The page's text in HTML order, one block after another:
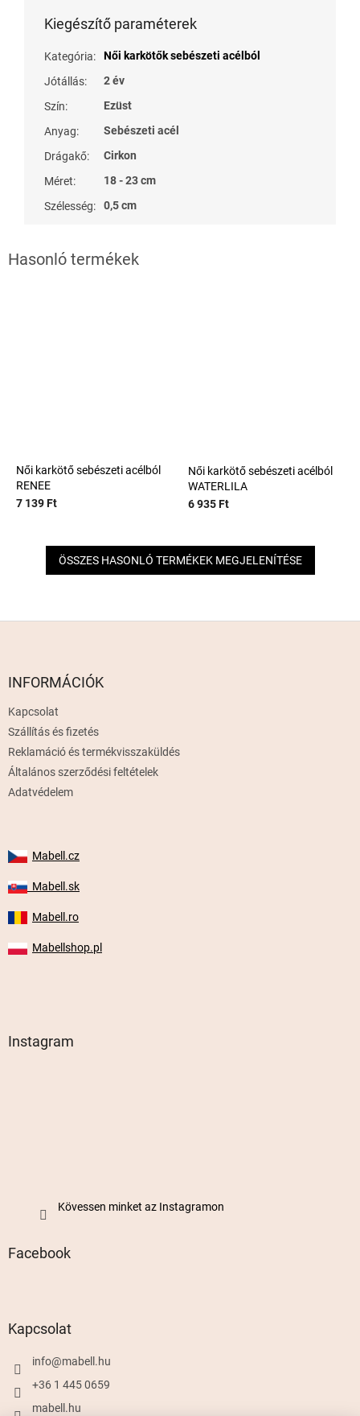
Kiegészítő paraméterek
Kategória:
Női karkötők sebészeti acélból
Jótállás:
2 év
Szín:
Ezüst
Anyag:
Sebészeti acél
Drágakő:
Cirkon
Méret:
18 - 23 cm
Szélesség: 0,5 cm
Női karkötő sebészeti acélból
RENEE
7 139 Ft
Női karkötő sebészeti acélból
WATERLILA
6 935 Ft
ÖSSZES HASONLÓ TERMÉKEK MEGJELENÍTÉSE
INFORMÁCIÓK
Kapcsolat
Szállítás és fizetés
Reklamáció és termékvisszaküldés
Általános szerződési feltételek
Adatvédelem
Mabell.cz
Mabell.sk
Mabell.ro
Mabellshop.pl
Instagram
Kövessen minket az Instagramon
Facebook
Kapcsolat
info@mabell.hu
+36 1 445 0659
mabell.hu